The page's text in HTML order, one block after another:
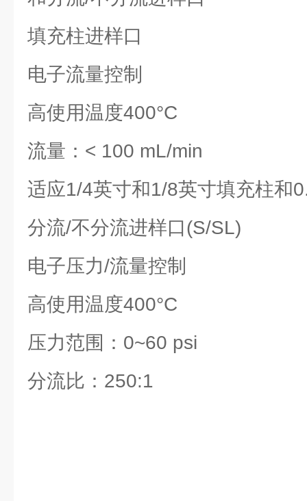
填充柱进样口
电子流量控制
高使用温度400°C
流量：< 100 mL/min
适应1/4英寸和1/8英寸填充柱和
分流/不分流进样口(S/SL)
电子压力/流量控制
高使用温度400°C
压力范围：0~60 psi
分流比：250:1